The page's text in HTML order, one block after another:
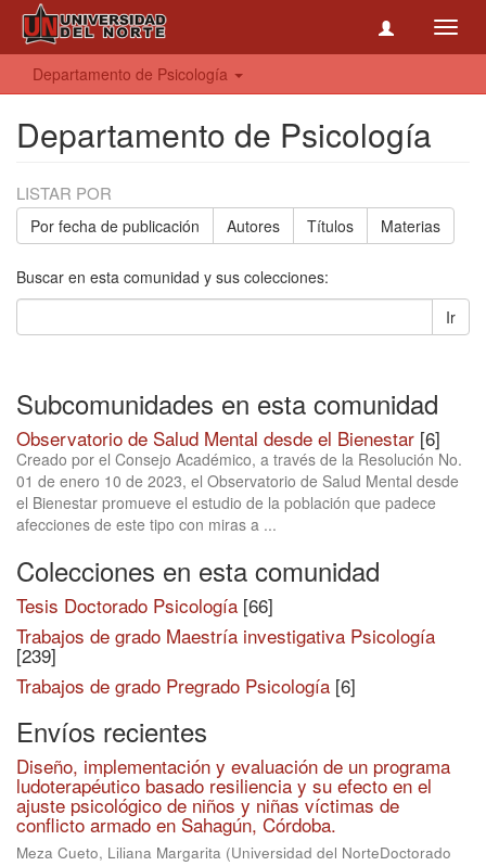
Departamento de Psicología
Departamento de Psicología
LISTAR POR
Por fecha de publicación Autores Títulos Materias
Buscar en esta comunidad y sus colecciones:
Ir
Subcomunidades en esta comunidad
Observatorio de Salud Mental desde el Bienestar [6]
Creado por el Consejo Académico, a través de la Resolución No.
01 de enero 10 de 2023, el Observatorio de Salud Mental desde
el Bienestar promueve el estudio de la población que padece
afecciones de este tipo con miras a ...
Colecciones en esta comunidad
Tesis Doctorado Psicología [66]
Trabajos de grado Maestría investigativa Psicología
[239]
Trabajos de grado Pregrado Psicología [6]
Envíos recientes
Diseño, implementación y evaluación de un programa
ludoterapéutico basado resiliencia y su efecto en el
ajuste psicológico de niños y niñas víctimas de
conflicto armado en Sahagún, Córdoba.
Meza Cueto, Liliana Margarita (Universidad del NorteDoctorado